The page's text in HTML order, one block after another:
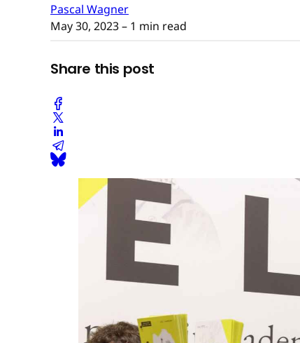
Pascal Wagner
May 30, 2023– 1 min read
Share this post